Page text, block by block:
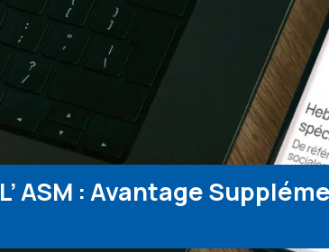
L’ ASM : Avantage